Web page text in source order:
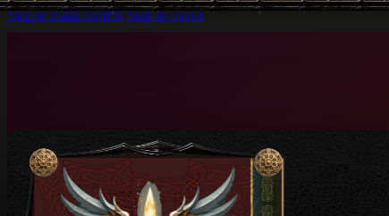
Skip to main content Skip to footer